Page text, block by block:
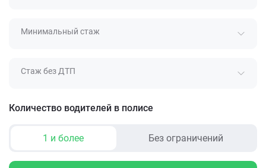
Минимальный стаж
Стаж без ДТП
Количество водителей в полисе
1 и более Без ограничений